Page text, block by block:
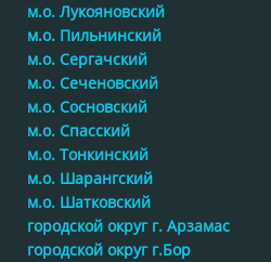
м.о. Лукояновский
м.о. Пильнинский
м.о. Сергачский
м.о. Сеченовский
м.о. Сосновский
м.о. Спасский
м.о. Тонкинский
м.о. Шарангский
м.о. Шатковский
городской округ г. Арзамас
городской округ г.Бор